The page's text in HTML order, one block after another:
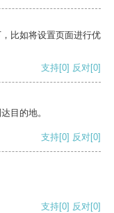
比如将设置页面进行优
支持[0] 反对[0]
目的地。
支持[0] 反对[0]
支持[0] 反对[0]